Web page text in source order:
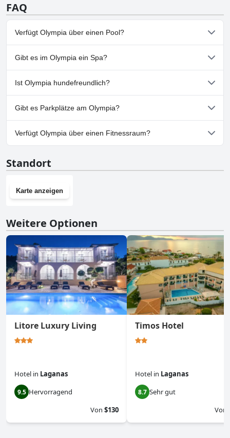
FAQ
Verfügt Olympia über einen Pool?
Ja, Olympia hat Pools, die zu einer oder mehreren der folgenden
Kategorien gehören: Kinderpool, Außenpool.
Gibt es im Olympia ein Spa?
Nein, ein Spa ist im Olympia nicht vorhanden.
Ist Olympia hundefreundlich?
Nein, Olympia erlaubt keine Hunde.
Gibt es Parkplätze am Olympia?
Ja, Parkmöglichkeiten sind im Olympia vorhanden.
Verfügt Olympia über einen Fitnessraum?
Standort
Karte anzeigen
Weitere Optionen
Litore Luxury Living
Hotel in Laganas
9.5 Hervorragend
Von $130
Timos Hotel
Hotel in Laganas
8.7 Sehr gut
Von